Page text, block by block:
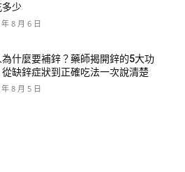
多少
8 月 6 日
為什麼要補鋅？藥師揭開鋅的5大功
從缺鋅症狀到正確吃法一次說清楚
8 月 5 日